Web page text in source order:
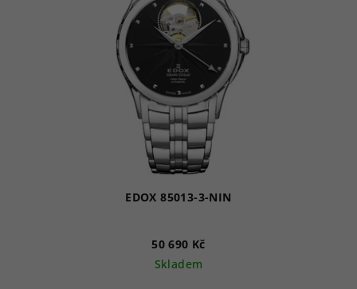
EDOX 85013-3-NIN
50 690 Kč
Skladem